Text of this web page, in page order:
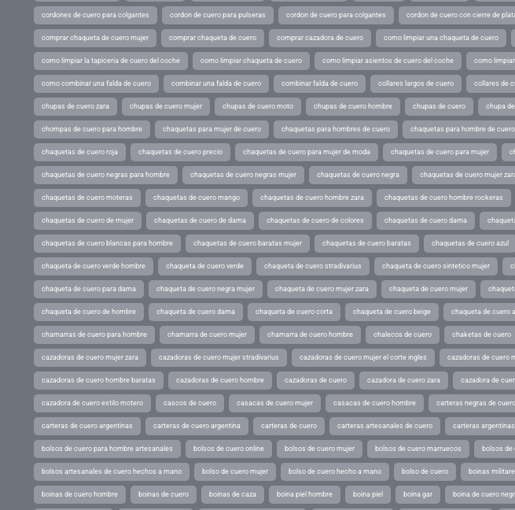
cordones de cuero para colgantes cordon de cuero para pulseras cordon de cuero para colgantes cordon de cuero con cierre de
comprar chaqueta de cuero mujer comprar chaqueta de cuero comprar cazadora de cuero como limpiar una chaqueta de cuero
como limpiar la tapiceria de cuero del coche como limpiar chaqueta de cuero como limpiar asientos de cuero del coche como
como combinar una falda de cuero combinar una falda de cuero combinar falda de cuero collares largos de cuero collares de
chupas de cuero zara chupas de cuero mujer chupas de cuero moto chupas de cuero hombre chupas de cuero chupa
chompas de cuero para hombre chaquetas para mujer de cuero chaquetas para hombres de cuero chaquetas para hombre de cuero
chaquetas de cuero roja chaquetas de cuero precio chaquetas de cuero para mujer de moda chaquetas de cuero para mujer
chaquetas de cuero negras para hombre chaquetas de cuero negras mujer chaquetas de cuero negra chaquetas de cuero mujer
chaquetas de cuero moteras chaquetas de cuero mango chaquetas de cuero hombre zara chaquetas de cuero hombre rockeras
chaquetas de cuero de mujer chaquetas de cuero de dama chaquetas de cuero de colores chaquetas de cuero dama
chaquetas de cuero blancas para hombre chaquetas de cuero baratas mujer chaquetas de cuero baratas chaquetas de cuero azul
chaqueta de cuero verde hombre chaqueta de cuero verde chaqueta de cuero stradivarius chaqueta de cuero sintetico mujer
chaqueta de cuero para dama chaqueta de cuero negra mujer chaqueta de cuero mujer zara chaqueta de cuero mujer
chaqueta de cuero de hombre chaqueta de cuero dama chaqueta de cuero corta chaqueta de cuero beige chaqueta de cuero
chamarras de cuero para hombre chamarra de cuero mujer chamarra de cuero hombre chalecos de cuero chaketas de cuero
cazadoras de cuero mujer zara cazadoras de cuero mujer stradivarius cazadoras de cuero mujer el corte ingles cazadoras de cuero
cazadoras de cuero hombre baratas cazadoras de cuero hombre cazadoras de cuero cazadora de cuero zara cazadora de
cazadora de cuero estilo motero cascos de cuero casacas de cuero mujer casacas de cuero hombre carteras negras de cuero
carteras de cuero argentinas carteras de cuero argentina carteras de cuero carteras artesanales de cuero carteras
bolsos de cuero para hombre artesanales bolsos de cuero online bolsos de cuero mujer bolsos de cuero marruecos bolsos de
bolsos artesanales de cuero hechos a mano bolso de cuero mujer bolso de cuero hecho a mano bolso de cuero boinas
boinas de cuero hombre boinas de cuero boinas de caza boina piel hombre boina piel boina gar boina de cuero